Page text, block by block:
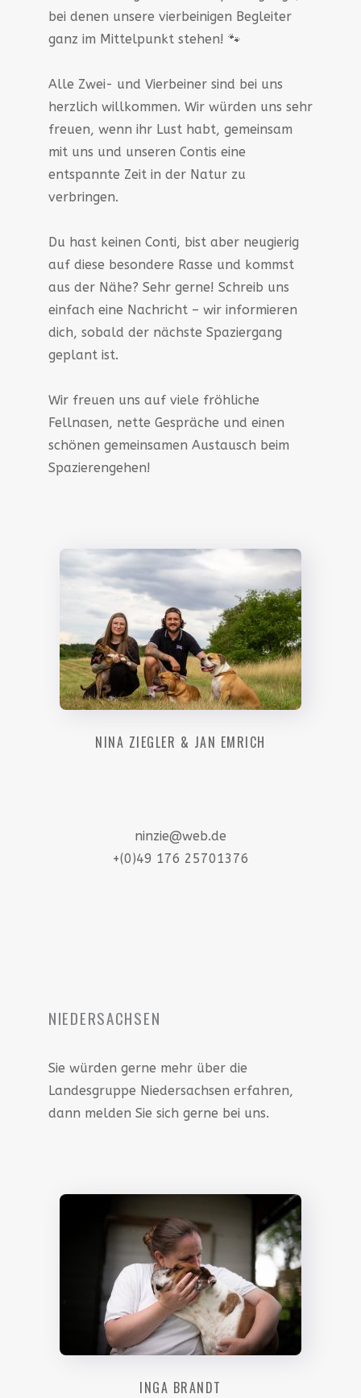
bei denen unsere vierbeinigen Begleiter
ganz im Mittelpunkt stehen! 🐾
Alle Zwei- und Vierbeiner sind bei uns
herzlich willkommen. Wir würden uns sehr
freuen, wenn ihr Lust habt, gemeinsam
mit uns und unseren Contis eine
entspannte Zeit in der Natur zu
verbringen.
Du hast keinen Conti, bist aber neugierig
auf diese besondere Rasse und kommst
aus der Nähe? Sehr gerne! Schreib uns
einfach eine Nachricht – wir informieren
dich, sobald der nächste Spaziergang
geplant ist.
Wir freuen uns auf viele fröhliche
Fellnasen, nette Gespräche und einen
schönen gemeinsamen Austausch beim
Spazierengehen!
NINA ZIEGLER & JAN EMRICH
ninzie@web.de
+(0)49 176 25701376
NIEDERSACHSEN
Sie würden gerne mehr über die
Landesgruppe Niedersachsen erfahren,
dann melden Sie sich gerne bei uns.
INGA BRANDT